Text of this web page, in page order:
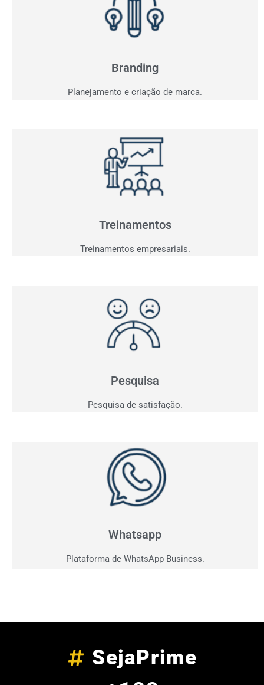
Branding
Planejamento e criação de marca.
Sua marca fala com seu consumidor? Entendemos o
Treinamentos
Treinamentos empresariais.
Agora que você já tem clientes interessados,
Pesquisa
Pesquisa de satisfação.
Pesquisa de Satisfação
Entender para atender e consequentemente vender!
Whatsapp
Plataforma de WhatsApp Business.
Acompanhe em tempo real todas as conversas da sua
SejaPrime